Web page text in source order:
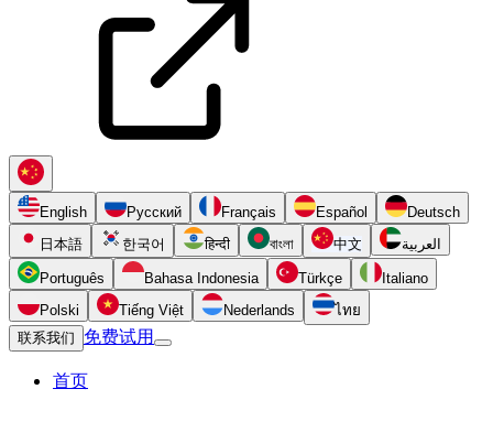
English Русский Français Español
Deutsch
日本語
한국어 हिन्दी বাংলা 中文 العربية
Português Bahasa Indonesia Türkçe
Italiano
Polski
Tiếng Việt Nederlands
ไทย
联系我们
免费试用
首页